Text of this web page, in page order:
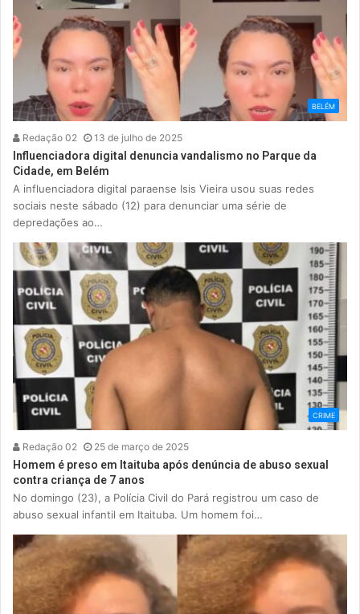
BELÉM
Redação 02 13 de julho de 2025
Influenciadora digital denuncia vandalismo no Parque da
Cidade, em Belém
A influenciadora digital paraense Isis Vieira usou suas redes
sociais neste sábado (12) para denunciar uma série de
depredações ao…
CRIME
Redação 02 25 de março de 2025
Homem é preso em Itaituba após denúncia de abuso sexual
contra criança de 7 anos
No domingo (23), a Polícia Civil do Pará registrou um caso de
abuso sexual infantil em Itaituba. Um homem foi…